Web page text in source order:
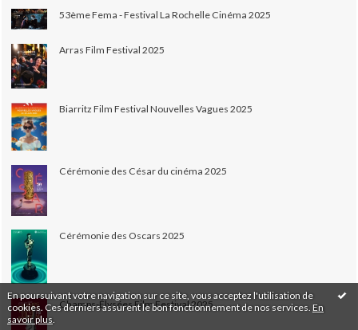
En poursuivant votre navigation sur ce site, vous acceptez l'utilisation de
cookies. Ces derniers assurent le bon fonctionnement de nos services. En
savoir plus
53ème Fema - Festival La Rochelle Cinéma 2025
Arras Film Festival 2025
Biarritz Film Festival Nouvelles Vagues 2025
Cérémonie des César du cinéma 2025
Cérémonie des Oscars 2025
Champs-Élysées Film Festival 2025